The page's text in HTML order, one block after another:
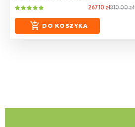
310.00 zł
267.10 zł
DO KOSZYKA